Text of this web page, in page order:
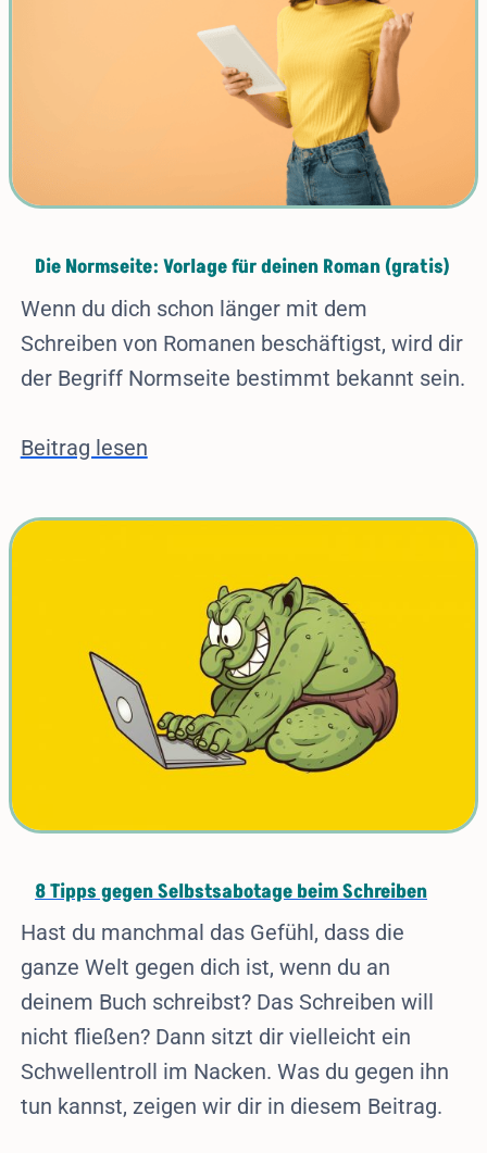
Die Normseite: Vorlage für deinen Roman (gratis)
Wenn du dich schon länger mit dem
Schreiben von Romanen beschäftigst, wird dir
der Begriff Normseite bestimmt bekannt sein.
Beitrag lesen
8 Tipps gegen Selbstsabotage beim Schreiben
Hast du manchmal das Gefühl, dass die
ganze Welt gegen dich ist, wenn du an
deinem Buch schreibst? Das Schreiben will
nicht fließen? Dann sitzt dir vielleicht ein
Schwellentroll im Nacken. Was du gegen ihn
tun kannst, zeigen wir dir in diesem Beitrag.